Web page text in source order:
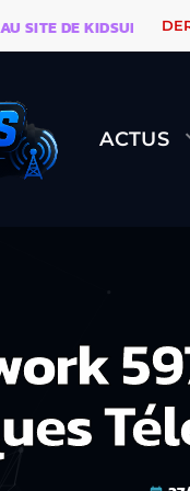
DE KIDSUNE
ACTUS